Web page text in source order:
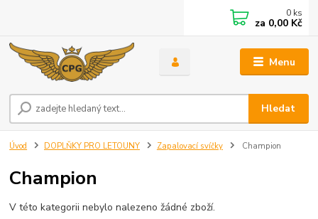
Menu
Hledat
0 ks
za 0,00 Kč
Úvod DOPLŇKY PRO LETOUNY Zapalovací svíčky Champion
Champion
V této kategorii nebylo nalezeno žádné zboží.